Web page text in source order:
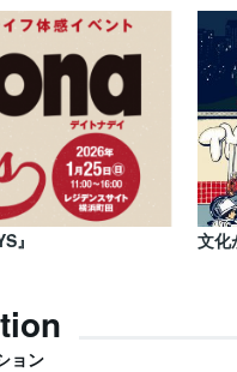
』 文化
ョン